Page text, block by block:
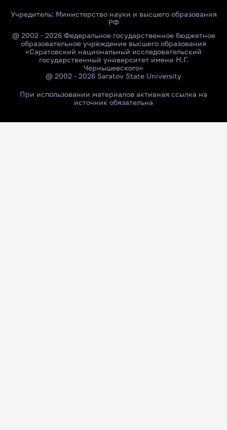
Учредитель: Министерство науки и высшего образования
РФ
@ 2002 - 2026 Федеральное государственное бюджетное
образовательное учреждение высшего образования
«Саратовский национальный исследовательский
государственный университет имени Н.Г.
Чернышевского»
@ 2002 - 2026 Saratov State University
При использовании материалов активная ссылка на
источник обязательна